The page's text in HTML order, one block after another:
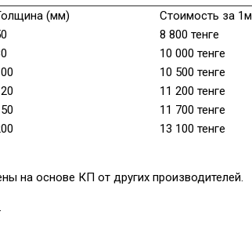
(мм) Стоимость за 1м
8 800 тенге
10 000 тенге
10 500 тенге
11 200 тенге
11 700 тенге
13 100 тенге
на основе КП от других производителей.